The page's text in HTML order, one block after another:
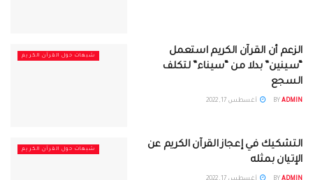
شبهات حول القرآن الكريم
الزعم أن القرآن الكريم استعمل
“سينين” بدلا من “سيناء” لتكلف
السجع
BY ADMIN أغسطس 17, 2022
شبهات حول القرآن الكريم
التشكيك في إعجاز القرآن الكريم عن
الإتيان بمثله